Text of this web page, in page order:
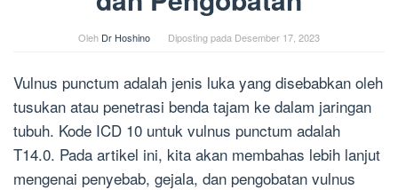
Oleh Dr Hoshino Diposting pada Desember 17, 2023
Vulnus punctum adalah jenis luka yang disebabkan oleh
tusukan atau penetrasi benda tajam ke dalam jaringan
tubuh. Kode ICD 10 untuk vulnus punctum adalah
T14.0. Pada artikel ini, kita akan membahas lebih lanjut
mengenai penyebab, gejala, dan pengobatan vulnus